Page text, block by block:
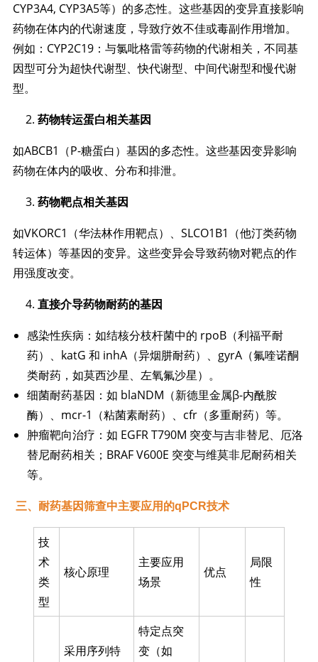
CYP3A4, CYP3A5等）的多态性。这些基因的变异直接影响
药物在体内的代谢速度，导致疗效不佳或毒副作用增加。
例如：CYP2C19：与氯吡格雷等药物的代谢相关，不同基
因型可分为超快代谢型、快代谢型、中间代谢型和慢代谢
型。
药物转运蛋白相关基因
如ABCB1（P-糖蛋白）基因的多态性。这些基因变异影响
药物在体内的吸收、分布和排泄。
药物靶点相关基因
如VKORC1（华法林作用靶点）、SLCO1B1（他汀类药物
转运体）等基因的变异。这些变异会导致药物对靶点的作
用强度改变。
直接介导药物耐药的基因
感染性疾病：如结核分枝杆菌中的 rpoB（利福平耐
药）、katG 和 inhA（异烟肼耐药）、gyrA（氟喹诺酮
类耐药，如莫西沙星、左氧氟沙星）。
细菌耐药基因：如 blaNDM（新德里金属β-内酰胺
酶）、mcr-1（粘菌素耐药）、cfr（多重耐药）等。
肿瘤靶向治疗：如 EGFR T790M 突变与吉非替尼、厄洛
替尼耐药相关；BRAF V600E 突变与维莫非尼耐药相关
等。
三、
耐药基因筛查中主要应用的qPCR技术
技
术
类
型
核心原理
主要应用
场景
优点
局限
性
采用序列特
特定点突
变（如